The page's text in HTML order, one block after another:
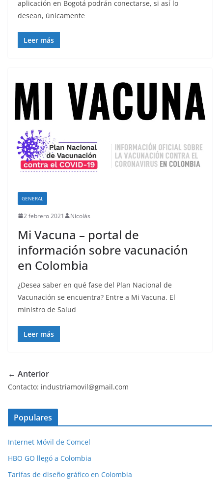
aplicación en Bogotá podrán conectarse, si así lo
desean, únicamente
Leer más
GENERAL
2 febrero 2021 Nicolás
Mi Vacuna – portal de
información sobre vacunación
en Colombia
¿Desea saber en qué fase del Plan Nacional de
Vacunación se encuentra? Entre a Mi Vacuna. El
ministro de Salud
Leer más
← Anterior
Contacto: industriamovil@gmail.com
Populares
Internet Móvil de Comcel
HBO GO llegó a Colombia
Tarifas de diseño gráfico en Colombia